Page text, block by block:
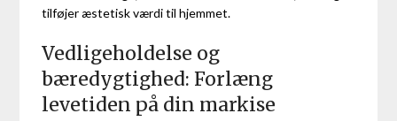
tilføjer æstetisk værdi til hjemmet.
Vedligeholdelse og
bæredygtighed: Forlæng
levetiden på din markise